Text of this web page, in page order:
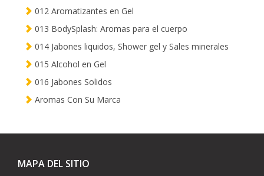
012 Aromatizantes en Gel
013 BodySplash: Aromas para el cuerpo
014 Jabones liquidos, Shower gel y Sales minerales
015 Alcohol en Gel
016 Jabones Solidos
Aromas Con Su Marca
MAPA DEL SITIO